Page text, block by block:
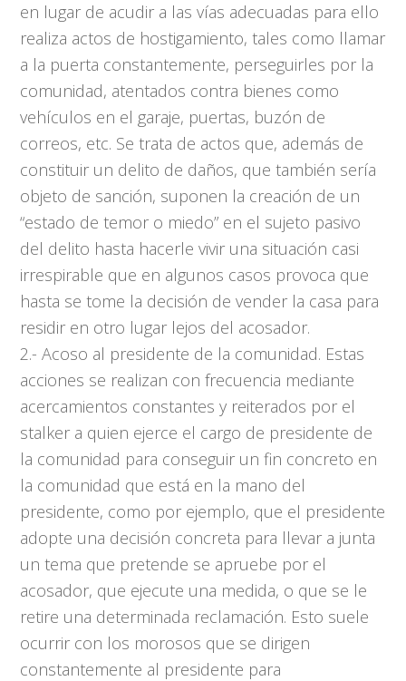
en lugar de acudir a las vías adecuadas para ello
realiza actos de hostigamiento, tales como llamar
a la puerta constantemente, perseguirles por la
comunidad, atentados contra bienes como
vehículos en el garaje, puertas, buzón de
correos, etc. Se trata de actos que, además de
constituir un delito de daños, que también sería
objeto de sanción, suponen la creación de un
“estado de temor o miedo” en el sujeto pasivo
del delito hasta hacerle vivir una situación casi
irrespirable que en algunos casos provoca que
hasta se tome la decisión de vender la casa para
residir en otro lugar lejos del acosador.
2.- Acoso al presidente de la comunidad. Estas
acciones se realizan con frecuencia mediante
acercamientos constantes y reiterados por el
stalker a quien ejerce el cargo de presidente de
la comunidad para conseguir un fin concreto en
la comunidad que está en la mano del
presidente, como por ejemplo, que el presidente
adopte una decisión concreta para llevar a junta
un tema que pretende se apruebe por el
acosador, que ejecute una medida, o que se le
retire una determinada reclamación. Esto suele
ocurrir con los morosos que se dirigen
constantemente al presidente para